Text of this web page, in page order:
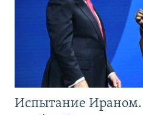
Испытание Ираном.